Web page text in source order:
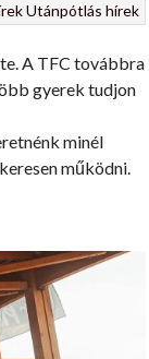
Utánpótlás hírek
A TFC továbbra
gyerek tudjon
minél
működni.